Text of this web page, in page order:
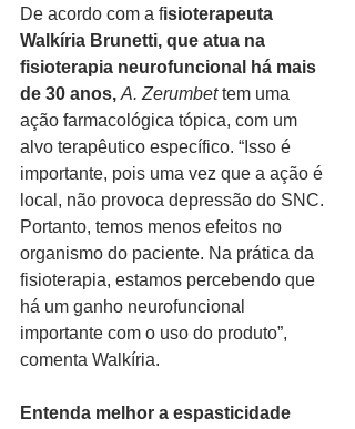
De acordo com a fisioterapeuta
Walkíria Brunetti, que atua na
fisioterapia neurofuncional há mais
de 30 anos, A. Zerumbet tem uma
ação farmacológica tópica, com um
alvo terapêutico específico. “Isso é
importante, pois uma vez que a ação é
local, não provoca depressão do SNC.
Portanto, temos menos efeitos no
organismo do paciente. Na prática da
fisioterapia, estamos percebendo que
há um ganho neurofuncional
importante com o uso do produto”,
comenta Walkíria.
Entenda melhor a espasticidade